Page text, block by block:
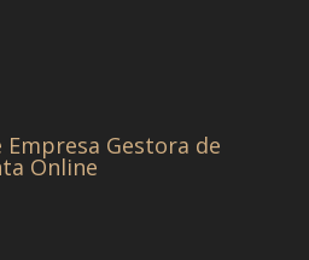
Empresa Gestora de
Online